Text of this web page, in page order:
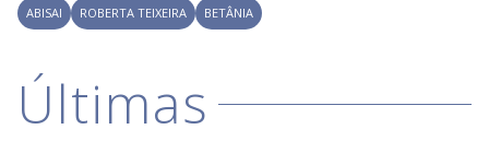
ABISAI
ROBERTA TEIXEIRA BETÂNIA
Últimas